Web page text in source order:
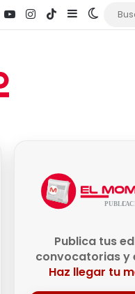
YouTubeInstagram
TikTokSidebar
Switch
Publica tus
convocatorias y
Haz llegar tu